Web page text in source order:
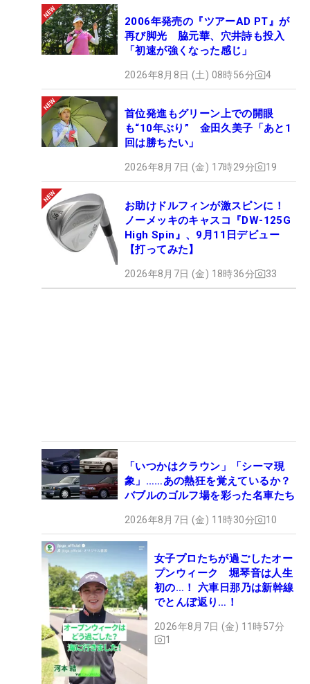
2006年発売の『ツアーAD PT』が
再び脚光 脇元華、穴井詩も投入
「初速が強くなった感じ」
2026年8月8日 (土) 08時56分 4
首位発進もグリーン上での開眼
も“10年ぶり” 金田久美子「あと1
回は勝ちたい」
2026年8月7日 (金) 17時29分 19
お助けドルフィンが激スピンに！
ノーメッキのキャスコ『DW-125G
High Spin』、9月11日デビュー
【打ってみた】
2026年8月7日 (金) 18時36分 33
「いつかはクラウン」「シーマ現
象」……あの熱狂を覚えているか？
バブルのゴルフ場を彩った名車たち
2026年8月7日 (金) 11時30分 10
女子プロたちが過ごしたオー
プンウィーク 堀琴音は人生
初の…！ 六車日那乃は新幹線
でとんぼ返り…！
2026年8月7日 (金) 11時57分
1